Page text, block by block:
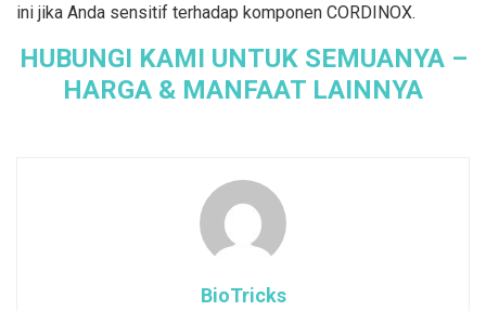
ini jika Anda sensitif terhadap komponen CORDINOX.
HUBUNGI KAMI UNTUK SEMUANYA –
HARGA & MANFAAT LAINNYA
BioTricks